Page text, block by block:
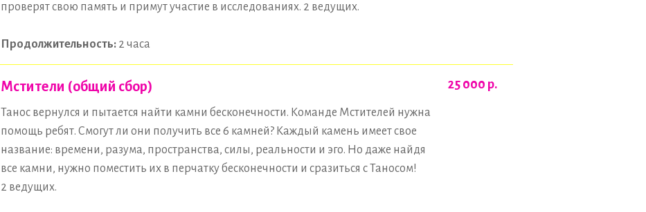
проверят свою память и примут участие в исследованиях. 2 ведущих.
Продолжительность: 2 часа
Мстители (общий сбор)
Танос вернулся и пытается найти камни бесконечности. Команде Мстителей нужна
помощь ребят. Смогут ли они получить все 6 камней? Каждый камень имеет свое
название: времени, разума, пространства, силы, реальности и эго. Но даже найдя
все камни, нужно поместить их в перчатку бесконечности и сразиться с Таносом!
2 ведущих.
25 000 р.